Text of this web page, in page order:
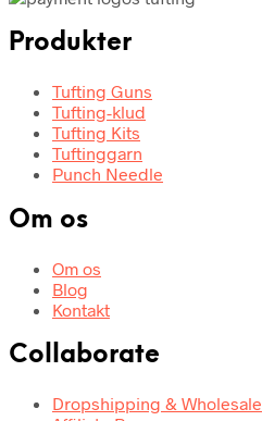
Produkter
Tufting Guns
Tufting-klud
Tufting Kits
Tuftinggarn
Punch Needle
Om os
Om os
Blog
Kontakt
Collaborate
Dropshipping & Wholesale